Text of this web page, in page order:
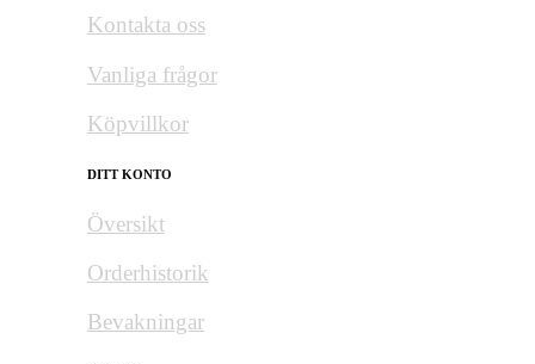
Kontakta oss
Vanliga frågor
Köpvillkor
DITT KONTO
Översikt
Orderhistorik
Bevakningar